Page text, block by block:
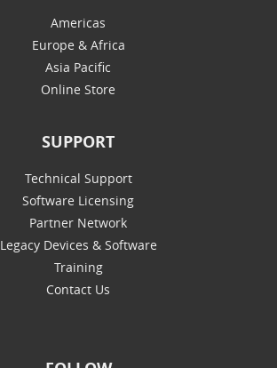
Americas
Europe & Africa
Asia Pacific
Online Store
SUPPORT
Technical Support
Software Licensing
Partner Network
Legacy Devices & Software
Training
Contact Us